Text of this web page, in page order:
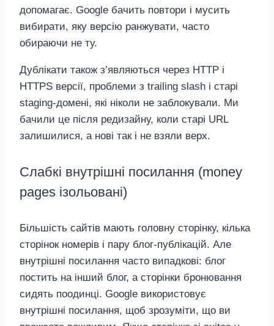
допомагає. Google бачить повтори і мусить
вибирати, яку версію ранжувати, часто
обираючи не ту.
Дублікати також з’являються через HTTP і
HTTPS версії, проблеми з trailing slash і старі
staging‑домені, які ніколи не заблокували. Ми
бачили це після редизайну, коли старі URL
залишилися, а нові так і не взяли верх.
Слабкі внутрішні посилання (money
pages ізольовані)
Більшість сайтів мають головну сторінку, кілька
сторінок номерів і пару блог‑публікацій. Але
внутрішні посилання часто випадкові: блог
постить на інший блог, а сторінки бронювання
сидять поодинці. Google використовує
внутрішні посилання, щоб зрозуміти, що ви